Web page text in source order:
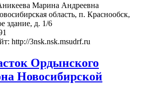
Марина Андреевна
область, п. Краснообск,
здание, д. 1/6
http://3nsk.nsk.msudrf.ru
Ордынского
Новосибирской